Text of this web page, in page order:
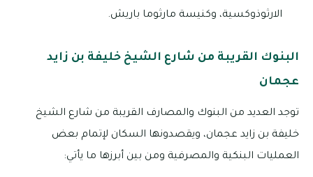
الارثوذوكسية، وكنيسة مارثوما باريش.
البنوك القريبة من شارع الشيخ خليفة بن زايد
عجمان
توجد العديد من البنوك والمصارف القريبة من شارع الشيخ
خليفة بن زايد عجمان، ويقصدونها السكان لإتمام بعض
العمليات البنكية والمصرفية ومن بين أبرزها ما يأتي: